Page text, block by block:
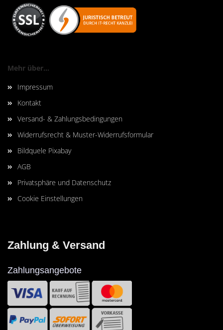
Mehr über...
Impressum
Kontakt
Versand- & Zahlungsbedingungen
Widerrufsrecht & Muster-Widerrufsformular
Bildquele Pixabay
AGB
Privatsphäre und Datenschutz
Cookie Einstellungen
Zahlung & Versand
Zahlungsangebote